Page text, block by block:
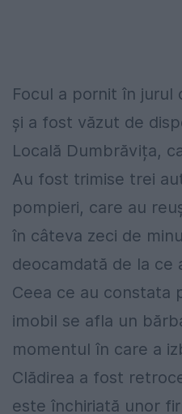
Focul a pornit în jurul
și a fost văzut de
Locală Dumbrăvița,
Au fost trimise trei
pompieri, care au
în câteva zeci de
deocamdată de la ce
Ceea ce au constata
imobil se afla un
momentul în care a
Clădirea a fost
este închiriată unor